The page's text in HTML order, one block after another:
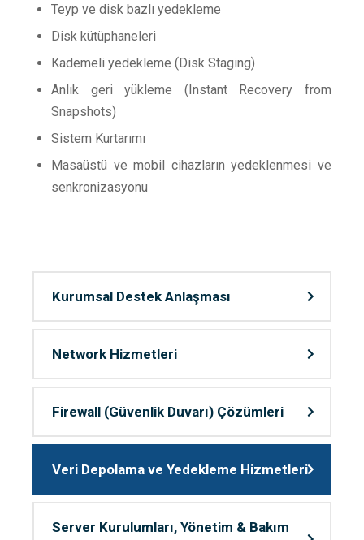
Teyp ve disk bazlı yedekleme
Disk kütüphaneleri
Kademeli yedekleme (Disk Staging)
Anlık geri yükleme (Instant Recovery from
Snapshots)
Sistem Kurtarımı
Masaüstü ve mobil cihazların yedeklenmesi ve
senkronizasyonu
Kurumsal Destek Anlaşması
Network Hizmetleri
Firewall (Güvenlik Duvarı) Çözümleri
Veri Depolama ve Yedekleme Hizmetleri
Server Kurulumları, Yönetim & Bakım